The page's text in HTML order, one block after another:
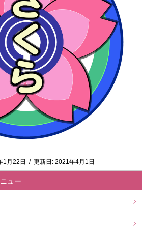
1月22日 / 更新日: 2021年4月1日